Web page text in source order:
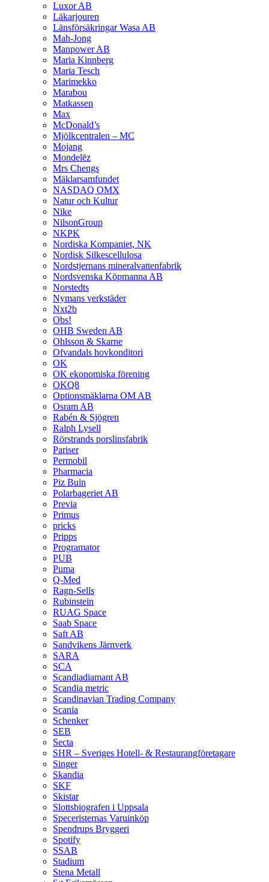
Luxor AB
Läkarjouren
Länsförsäkringar Wasa AB
Mah-Jong
Manpower AB
Maria Kinnberg
Maria Tesch
Marimekko
Marabou
Matkassen
Max
McDonald’s
Mjölkcentralen – MC
Mojang
Mondelēz
Mrs Chengs
Mäklarsamfundet
NASDAQ OMX
Natur och Kultur
Nike
NilsonGroup
NKPK
Nordiska Kompaniet, NK
Nordisk Silkescellulosa
Nordstjernans mineralvattenfabrik
Nordsvenska Köpmanna AB
Norstedts
Nymans verkstäder
Nxt2b
Obs!
OHB Sweden AB
Ohlsson & Skarne
Ofvandals hovkonditori
OK
OK ekonomiska förening
OKQ8
Optionsmäklarna OM AB
Osram AB
Rabén & Sjögren
Ralph Lysell
Rörstrands porslinsfabrik
Pariser
Permobil
Pharmacia
Piz Buin
Polarbageriet AB
Previa
Primus
pricks
Pripps
Programator
PUB
Puma
Q‑Med
Ragn-Sells
Rubinstein
RUAG Space
Saab Space
Saft AB
Sandvikens Järnverk
SARA
SCA
Scandiadiamant AB
Scandia metric
Scandinavian Trading Company
Scania
Schenker
SEB
Secta
SHR – Sveriges Hotell- & Restaurangföretagare
Singer
Skandia
SKF
Skistar
Slottsbiografen i Uppsala
Speceristernas Varuinköp
Spendrups Bryggeri
Spotify
SSAB
Stadium
Stena Metall